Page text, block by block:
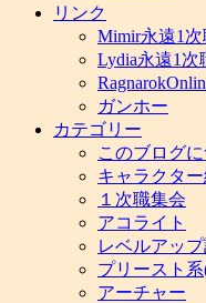
リンク
Mimir永遠1
Lydia永遠1
ガンホー
カテゴリー
このブログ
キャラクタ
１次職集会
アコライト
レベルアッ
プリースト
アーチャー